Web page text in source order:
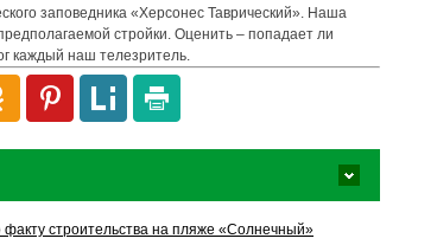
заповедника «Херсонес Таврический». Наша
стройки. Оценить – попадает ли
каждый наш телезритель.
строительства на пляже «Солнечный»